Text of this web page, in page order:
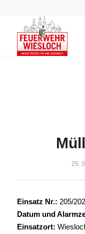
25.
Einsatz Nr.: 205/
Datum und
Einsatzort: